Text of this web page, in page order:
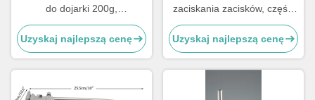
do dojarki 200g,
niestandardowa, do
kolektora, kubków
strzykowych
Uzyskaj najlepszą cenę
zaciskania zacisków, części
maszyny do mleczenia krów
ze stali nierdzewnej
Uzyskaj najlepszą cenę